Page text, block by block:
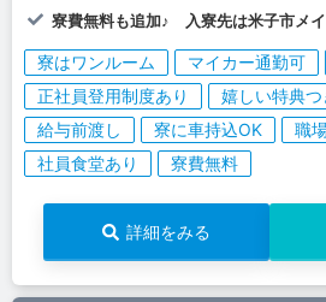
寮費無料も追加♪ 入寮先は米子市メ
寮はワンルーム マイカー通勤可
正社員登用制度あり
嬉しい特典つ
給与前渡し
寮に車持込OK
職
社員食堂あり
寮費無料
詳細をみる